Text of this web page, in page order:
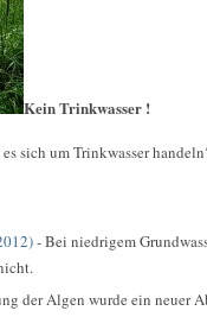
Kein Trinkwasser !
sich um Trinkwasser
- Bei niedrigem
der Algen wurde ein neuer